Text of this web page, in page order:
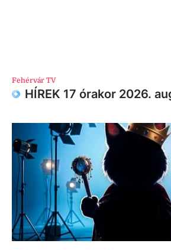
Fehérvár TV
HÍREK 17 órakor 2026.